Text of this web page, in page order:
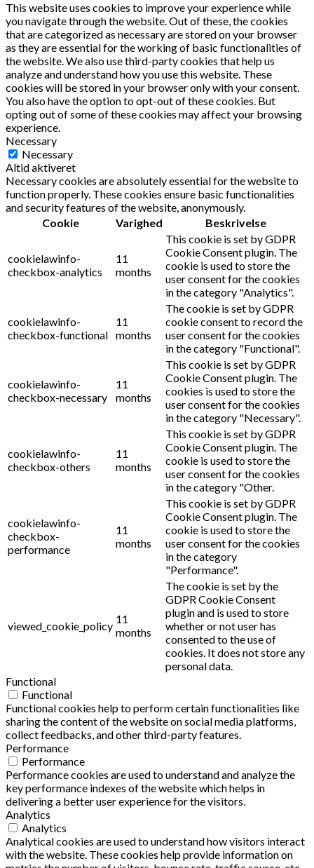
This website uses cookies to improve your experience while
you navigate through the website. Out of these, the cookies
that are categorized as necessary are stored on your browser
as they are essential for the working of basic functionalities of
the website. We also use third-party cookies that help us
analyze and understand how you use this website. These
cookies will be stored in your browser only with your consent.
You also have the option to opt-out of these cookies. But
opting out of some of these cookies may affect your browsing
experience.
Necessary
Necessary
Altid aktiveret
Necessary cookies are absolutely essential for the website to
function properly. These cookies ensure basic functionalities
and security features of the website, anonymously.
Cookie
Varighed Beskrivelse
cookielawinfo-
checkbox-analytics
11
months
This cookie is set by GDPR
Cookie Consent plugin. The
cookie is used to store the
user consent for the cookies
in the category "Analytics".
cookielawinfo-
checkbox-functional
11
months
The cookie is set by GDPR
cookie consent to record the
user consent for the cookies
in the category "Functional".
cookielawinfo-
checkbox-necessary
11
months
This cookie is set by GDPR
Cookie Consent plugin. The
cookies is used to store the
user consent for the cookies
in the category "Necessary".
cookielawinfo-
checkbox-others
11
months
This cookie is set by GDPR
Cookie Consent plugin. The
cookie is used to store the
user consent for the cookies
in the category "Other.
cookielawinfo-
checkbox-
performance
11
months
This cookie is set by GDPR
Cookie Consent plugin. The
cookie is used to store the
user consent for the cookies
in the category
"Performance".
viewed_cookie_policy
11
months
The cookie is set by the
GDPR Cookie Consent
plugin and is used to store
whether or not user has
consented to the use of
cookies. It does not store any
personal data.
Functional
Functional
Functional cookies help to perform certain functionalities like
sharing the content of the website on social media platforms,
collect feedbacks, and other third-party features.
Performance
Performance
Performance cookies are used to understand and analyze the
key performance indexes of the website which helps in
delivering a better user experience for the visitors.
Analytics
Analytics
Analytical cookies are used to understand how visitors interact
with the website. These cookies help provide information on